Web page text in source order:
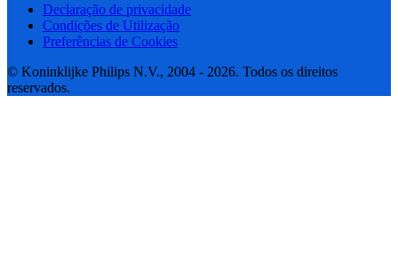
Declaração de privacidade
Condições de Utilização
Preferências de Cookies
© Koninklijke Philips N.V., 2004 - 2026. Todos os direitos
reservados.